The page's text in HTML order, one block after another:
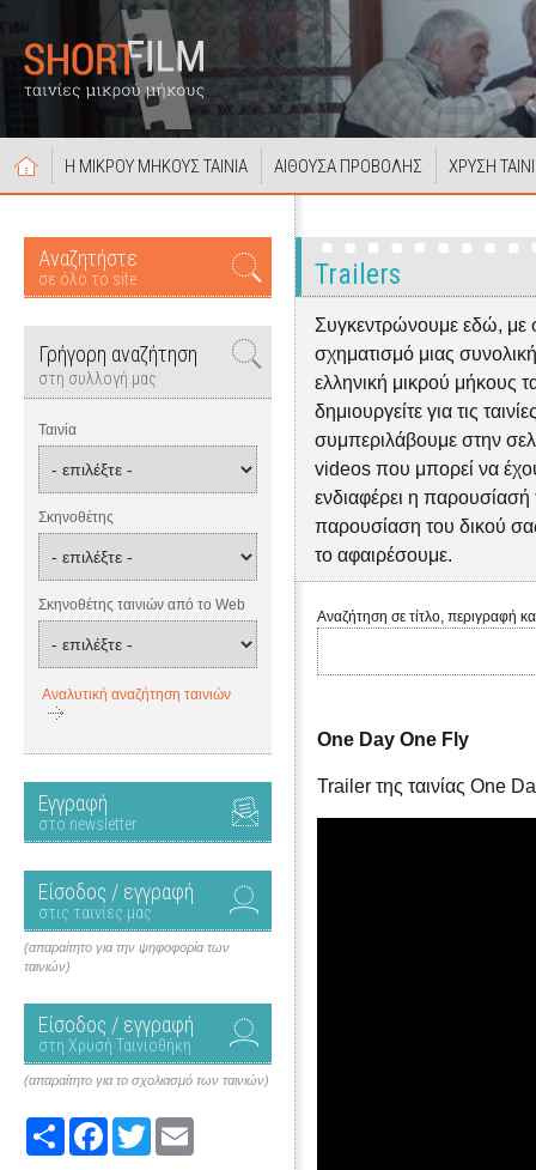
Η ΜΙΚΡΟΥ ΜΗΚΟΥΣ ΤΑΙΝΙΑ ΑΙΘΟΥΣΑ ΠΡΟΒΟΛΗΣ ΧΡΥΣΗ
Αναζητήστε
σε όλο το site
Γρήγορη αναζήτηση
στη συλλογή μας
Ταινία
Σκηνοθέτης
Σκηνοθέτης ταινιών από το Web
Αναλυτική αναζήτηση ταινιών
Εγγραφή
στο newsletter
Είσοδος / εγγραφή
στις ταινίες μας
(απαραίτητο για την ψηφοφορία των
ταινιών)
Είσοδος / εγγραφή
στη Χρυσή Ταινιοθήκη
(απαραίτητο για το σχολιασμό των ταινιών)
Share FacebookTwitter
Trailers
Συγκεντρώνουμε εδώ, με
σχηματισμό μιας
ελληνική μικρού μήκους
δημιουργείτε για τις
συμπεριλάβουμε στην
videos που μπορεί να
ενδιαφέρει η παρουσίασή
παρουσίαση του δικού
το αφαιρέσουμε.
Αναζήτηση σε τίτλο, περιγραφή
One Day One Fly
Trailer της ταινίας Οne